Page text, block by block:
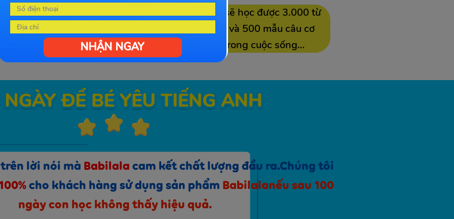
Con sẽ học được 3.000 từ
vựng và 500 mẫu câu cơ
bản trong cuộc sống…
vững chắc
cao và
lời nói mà Babilala cam kết chất lượng đầu ra.Chúng tôi
cho khách hàng sử dụng sản phẩm Babilalanếu sau 100
ngày con học không thấy hiệu quả.
NHẬN NGAY